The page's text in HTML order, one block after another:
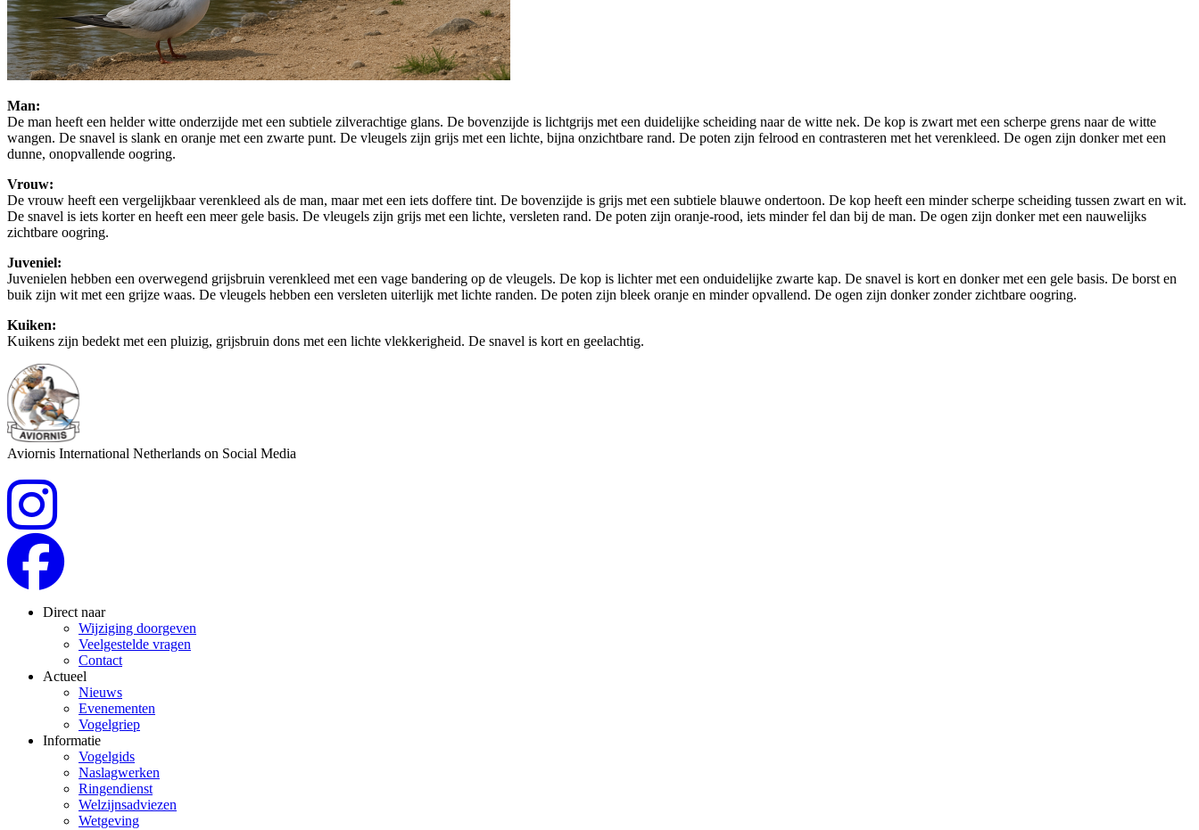
Man:
De man heeft een helder witte onderzijde met een subtiele zilverachtige glans. De bovenzijde is lichtgrijs met een duidelijke scheiding naar de witte nek. De kop is zwart met een scherpe grens naar de witte
wangen. De snavel is slank en oranje met een zwarte punt. De vleugels zijn grijs met een lichte, bijna onzichtbare rand. De poten zijn felrood en contrasteren met het verenkleed. De ogen zijn donker met een
dunne, onopvallende oogring.
Vrouw:
De vrouw heeft een vergelijkbaar verenkleed als de man, maar met een iets doffere tint. De bovenzijde is grijs met een subtiele blauwe ondertoon. De kop heeft een minder scherpe scheiding tussen zwart en wit.
De snavel is iets korter en heeft een meer gele basis. De vleugels zijn grijs met een lichte, versleten rand. De poten zijn oranje-rood, iets minder fel dan bij de man. De ogen zijn donker met een nauwelijks
zichtbare oogring.
Juveniel:
Juvenielen hebben een overwegend grijsbruin verenkleed met een vage bandering op de vleugels. De kop is lichter met een onduidelijke zwarte kap. De snavel is kort en donker met een gele basis. De borst en
buik zijn wit met een grijze waas. De vleugels hebben een versleten uiterlijk met lichte randen. De poten zijn bleek oranje en minder opvallend. De ogen zijn donker zonder zichtbare oogring.
Kuiken:
Kuikens zijn bedekt met een pluizig, grijsbruin dons met een lichte vlekkerigheid. De snavel is kort en geelachtig.
Aviornis International Netherlands on Social Media
Direct naar
Wijziging doorgeven
Veelgestelde vragen
Contact
Actueel
Nieuws
Evenementen
Vogelgriep
Informatie
Vogelgids
Naslagwerken
Ringendienst
Welzijnsadviezen
Wetgeving